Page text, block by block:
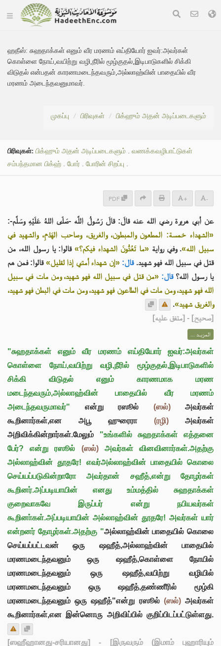
ஹதீஸ்:சுஹதாக்கள் எனும் வீர மரணம் எய்தியோர் ஐவர்:அவர்கள்
கொள்ளை நோய்,வயிற்று வழி,நீரில் மூழ்குதல்,இடிபாடுகளில் சிக்கி
விடுதல் என்பதன் காரணமடைந்தவரும்,அல்லாஹ்வின் பாதையில் வீர
மரணம் அடைந்தவனுமாவர்.
முகப்பு பிரிவுகள் பிக்ஹும் அதன் அடிப்படைகளும்
பிரிவுகள்: பிக்ஹும் அதன் அடிப்படைகளும் . வணக்கவழிபாட்டுகள்
சம்பந்தமான பிக்ஹ் . போர் . போரின் சிறப்பு .
PDF + -
عن أبي هريرة رضي الله عنه قالَ: قالَ رَسُولُ اللَّه -صَلّى اللهُ عَلَيْهِ وسَلَّم-:
«الشهداء خمسة: المطعون والمبطون، والغريق، وصاحب الهَدْمِ، والشهيد في
سبيل الله». وفي رواية«ما تَعُدُّونَ الشهداء فيكم؟»قالوا: يا رسول الله، من
قتل في سبيل الله فهو شهيد. قال: «إن شهداء أمتي إذا لقليل» قالوا: فمن هم
يا رسول الله؟ قال: «من قتل في سبيل الله فهو شهيد، ومن مات في سبيل
الله فهو شهيد، ومن مات في الطاعون فهو شهيد، ومن مات في البطن فهو شهيد،
والغريق شهيد».
[صحيح] - [متفق عليه]
المزيــد ...
"சுஹதாக்கள் எனும் வீர மரணம் எய்தியோர் ஐவர்:அவர்கள்
கொள்ளை நோய்,வயிற்று வழி,நீரில் மூழ்குதல்,இடிபாடுகளில்
சிக்கி விடுதல் எனும் காரணமாக மரண
மடைந்தவரும்,அல்லாஹ்வின் பாதையில் வீர மரணம்
அடைந்தவருமாவர்" என்று ரஸூல் (ஸல்)அவர்கள்
கூறினார்கள்,என அபூ ஹுரைரா (ரழி)அவர்கள்
அறிவிக்கின்றார்கள்.மேலும் "உங்களில் சுஹதாக்கள் எத்தனை
பேர்? என்று ரஸூல் (ஸல்)அவர்கள் வினவினார்கள்.அதற்கு
அல்லாஹ்வின் தூதரே! எவர்அல்லாஹ்வின் பாதையில் கொலை
செய்யப்படுகின்றாரோ அவர்தான் சஹீத்,என்று தோழர்கள்
கூறினர்.அப்படியாயின் எனது உம்மத்தில் சுஹதாக்கள்
குறைவாகவே இருப்பர் என்று நபியவர்கள்
கூறினா்கள்.அப்படியாயின் அல்லாஹ்வின் தூதரே! அவர்கள் யார்
என்றனர் தோழர்கள்.அதற்கு "அல்லாஹ்வின் பாதையில் கொலை
செய்யப்பட்டவன் ஒரு ஷஹீத்,அல்லாஹ்வின் பாதையில்
மரணமடைந்தவனும் ஒரு ஷஹீத்,கொள்ளை நோயில்
மரணமடைந்தவனும் ஒரு ஷஹீத்,வயிற்று வழியில்
மரணமடைந்தவனும் ஒரு ஷஹீத்,தண்ணீரில் மூழ்கி
மரணமடைந்தவனும் ஒரு ஷஹீத்"என்று ரஸூல் (ஸல்)அவர்கள்
கூறினார்கள்,என இன்னொரு அறிவிப்பில் குறிப்பிடப்பட்டுள்ளது.
[ஸஹீஹானது-சரியானது]
- [இருவரும் (இமாம் புஹாரியும்